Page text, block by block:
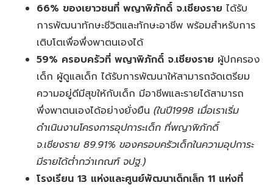
66% ของเยาวชนที่ พญาพิภักดิ์ จ.เชียงราย ได้รับ
การพัฒนาทักษะชีวิตและทักษะอาชีพ พร้อมสำหรับการ
เติบโตเพื่อพึ่งพาตนเองได้
59% ครอบครัวที่ พญาพิภักดิ์ จ.เชียงราย ผู้ปกครอง
เด็ก ผู้ดูแลเด็ก ได้รับการพัฒนาให้สามารถจัดเตรียม
ความอยู่ดีมีสุขให้กับเด็ก มีอาชีพและรายได้สามารถ
พึ่งพาตนเองได้อย่างยั่งยืน (ในปี1998 เมื่อเราเริ่ม
ดำเนินงานโครงการอุปการะเด็ก ที่พญาพิภักดิ์
จ.เชียงราย 89.91% ของครอบครัวเด็กในความอุปการะ
มีรายได้ต่ำกว่าเกณฑ์ จปฐ.)
โรงเรียน 13 แห่งและศูนย์พัฒนาเด็กเล็ก 11 แห่งที่